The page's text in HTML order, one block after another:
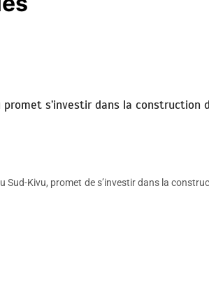
promet s’investir dans la
Sud-Kivu, promet de s’investir dans la